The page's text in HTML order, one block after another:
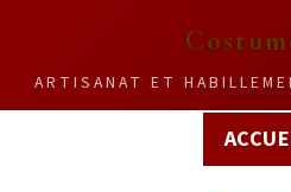
ARTISANAT ET